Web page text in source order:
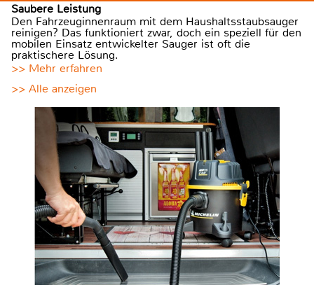
Saubere Leistung
Den Fahrzeuginnenraum mit dem Haushaltsstaubsauger
reinigen? Das funktioniert zwar, doch ein speziell für den
mobilen Einsatz entwickelter Sauger ist oft die
praktischere Lösung.
>> Mehr erfahren
>> Alle anzeigen